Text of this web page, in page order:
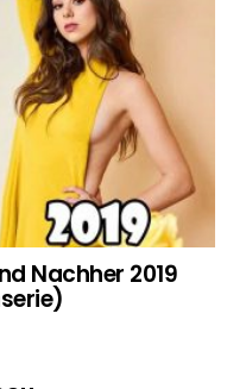
Nachher 2019